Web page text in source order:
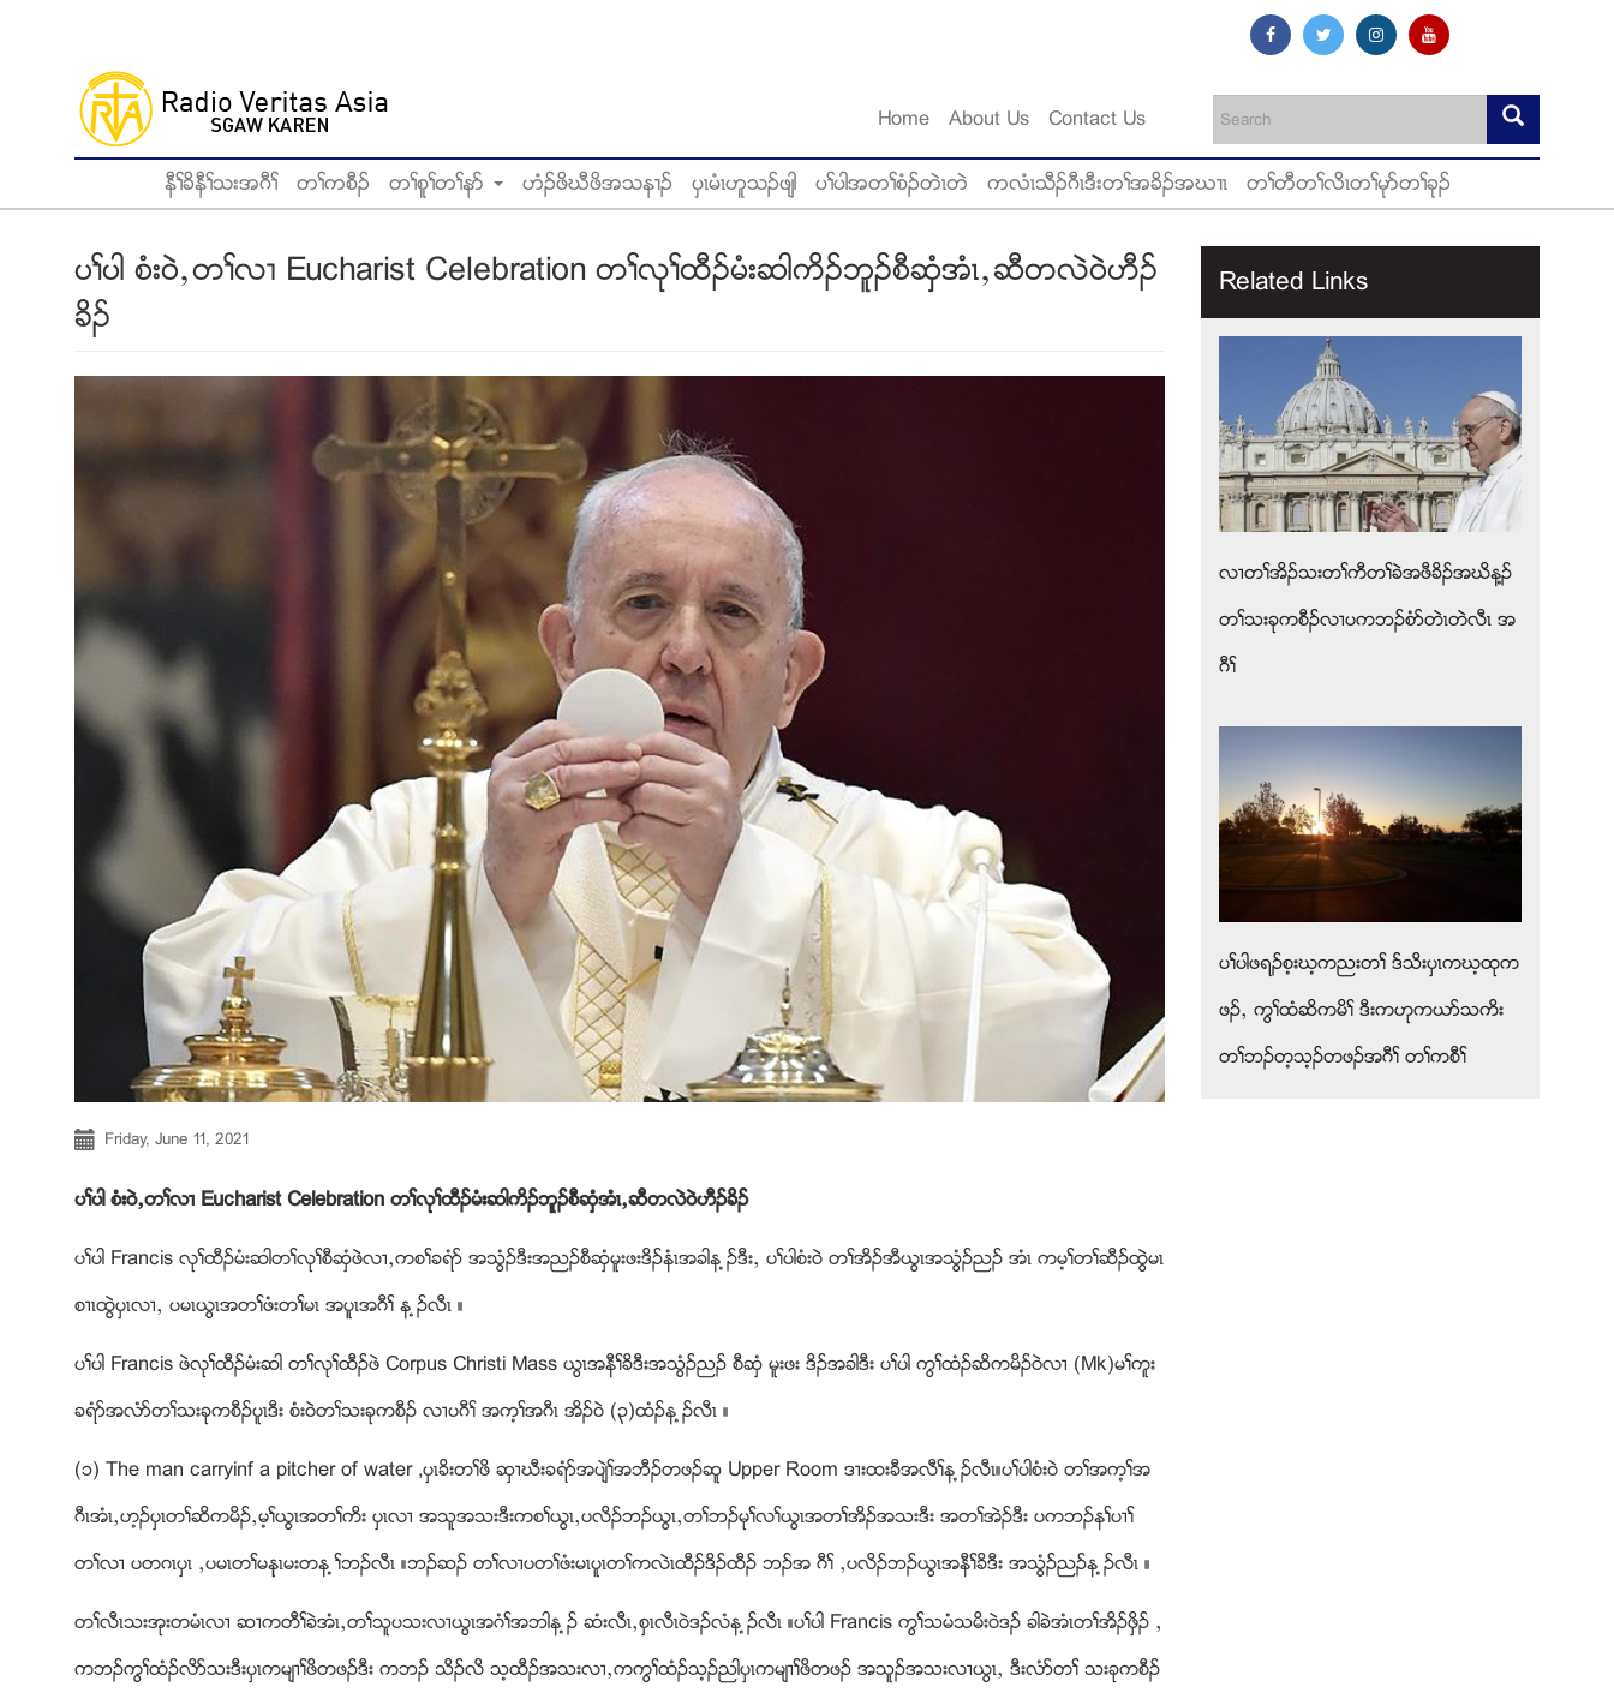
Home About Us Contact Us
နီႈခိနီႈသးအဂီႈ တႈကစီဥ တႈစူႈတႈနဏ ဟံဥဖိဃီဖိအသန႕ဥ ပွၚမံၚဟူသဥဖ်ါ ပႈပါအတႈစံဥတဲၚတဲ ကလံၚသီဥဂီၚဒီးတႈအခိဥအဃ႕ၚ တႈတီတႈလိၚတႈမုဏတႈခုဥ
ပႈပါ စံး၀ဲယတႈလ႕ Eucharist Celebration တႈလုႈထီဥမံးဆါကိဥဘူဥစီဆွံအံၚယဆီတလဲ၀ဲဟီဥ
ခိဥ
Friday, June 11, 2021
ပႈပါ စံး၀ဲယတႈလ႕ Eucharist Celebration တႈလုႈထီဥမံးဆါကိဥဘူဥစီဆွံအံၚယဆီတလဲ၀ဲဟီဥခိဥ
ပႈပါ Francis လုႈထီဥမံးဆါတႈလုႈစီဆွံဖဲလ႕ယကစႈခရံဏ အသြံဥဒီးအညဥစီဆွံမူးဖးဒိဥနံၚအခါန ့ဥဒီးယ ပႈပါစံး၀ဲ တႈအိဥအီဎြၚအသြံဥညဥ အံၚ ကမ့ႈတႈဆီဥထြဲမၚ
စ႕ၚထြဲပွၚလ႕ယ ပမၚဎြၚအတႈဖံးတႈမၚ အပူၚအဂီႈ န ့ဥလီၚ ။
ပႈပါ Francis ဖဲလုႈထီဥမံးဆါ တႈလုႈထီဥဖဲ Corpus Christi Mass ဎြၚအနီႈခိဒီးအသြံဥညဥ စီဆွံ မူးဖး ဒိဥအခါဒီး ပႈပါ ကြႈထံဥဆိကမိဥ၀ဲလ႕ (Mk)မႈကူး
ခရံဏအလံဏတႈသးခုကစီဥပူၚဒီး စံး၀ဲတႈသးခုကစီဥ လ႕ပဂီႈ အက့ႈအဂီၚ အိဥ၀ဲ (၃)ထံဥန ့ဥလီၚ ။
(၁) The man carryinf a pitcher of water ,ပွၚခိးတႈဖိ ဆွ႕ဃီးခရံဏအပ်ဲႈအဘီဥတဖဥဆူ Upper Room ဒ႕းထးခီအလီႈန ့ဥလီၚ။ပႈပါစံး၀ဲ တႈအက့ႈအ
ဂီၚအံၚယဟ့ဥပွၚတႈဆိကမိဥယမ့ႈဎြၚအတႈကိး ပွၚလ႕ အသူအသးဒီးကစႈဎြၚယပလိဥဘဥဎြၚယတႈဘဥမုႈလႈဎြၚအတႈအိဥအသးဒီး အတႈအဲဥဒီး ပကဘဥနႈပ႕ႈ
တႈလ႕ ပတဂၚပွၚ ယပမၚတႈမနုၚမးတန ့ႈဘဥလီၚ ။ဘဥဆဥ တႈလ႕ပတႈဖံးမၚပူၚတႈကလဲၚထီဥဒိဥထီဥ ဘဥအ ဂီႈ ယပလိဥဘဥဎြၚအနီႈခိဒီး အသြံဥညဥန ့ဥလီၚ ။
တႈလီၚသးအုးတမံၚလ႕ ဆ႕ကတီႈခဲအံၚယတႈသူပသးလ႕ဎြၚအဂံႈအဘါန ့ဥ ဆံးလီၚယစွၚလီၚ၀ဲဒဥလံန ့ဥလီၚ ။ပႈပါ Francis ကြႈသမံသမိး၀ဲဒဥ ခါခဲအံၚတႈအိဥဖွိဥ ယ
ကဘဥကြႈထံဥလိဏသးဒီးပွၚကမ်႕ႈဖိတဖဥဒီး ကဘဥ သိဥလိ သ့ထီဥအသးလ႕ယကကြႈထံဥသ့ဥညါပွၚကမ်႕ႈဖိတဖဥ အသူဥအသးလ႕ဎြၚယ ဒီးလံဏတႈ သးခုကစီဥ
Related Links
လ႕တႈအိဥသးတႈကီတႈခဲအဖီခိဥအဃိန႔ဥ
တႈသးခုကစီဥလ႕ပကဘဥစံဏတဲၚတဲလီၚ အ
ဂီႈ
ပႈပါဖရဥစ့းဃ့ကညးတႈ ဒ္သိးပွၚကဃ့ထုက
ဖဥယ ကြႈထံဆိကမိႈ ဒီးကဟုကဎဏသကိး
တႈဘဥတ့သ့ဥတဖဥအဂီႈ တႈကစီႈ